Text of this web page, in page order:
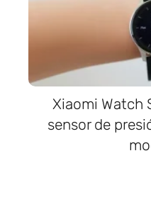
Xiaomi Watch
sensor de